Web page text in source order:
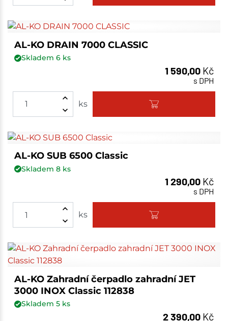
AL-KO DRAIN 7000 CLASSIC
Skladem 6ks
1 590,00 Kč
s DPH
ks
AL-KO SUB 6500 Classic
Skladem 8ks
1 290,00 Kč
s DPH
ks
AL-KO Zahradní čerpadlo zahradní JET
3000 INOX Classic 112838
Skladem 5ks
2 390,00 Kč